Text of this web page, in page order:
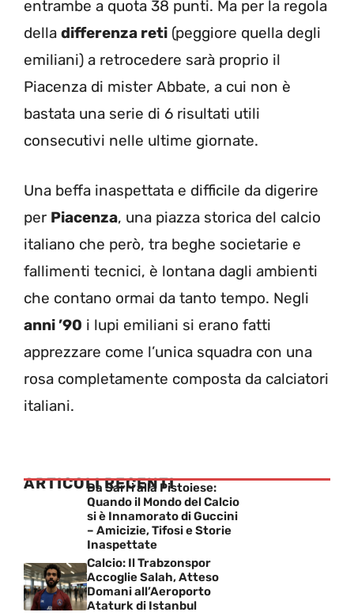
entrambe a quota 38 punti. Ma per la regola
della differenza reti (peggiore quella degli
emiliani) a retrocedere sarà proprio il
Piacenza di mister Abbate, a cui non è
bastata una serie di 6 risultati utili
consecutivi nelle ultime giornate.
Una beffa inaspettata e difficile da digerire
per Piacenza, una piazza storica del calcio
italiano che però, tra beghe societarie e
fallimenti tecnici, è lontana dagli ambienti
che contano ormai da tanto tempo. Negli
anni ’90 i lupi emiliani si erano fatti
apprezzare come l’unica squadra con una
rosa completamente composta da calciatori
italiani.
ARTICOLI RECENTI
Da Sarri alla Pistoiese:
Quando il Mondo del Calcio
si è Innamorato di Guccini
– Amicizie, Tifosi e Storie
Inaspettate
Calcio: Il Trabzonspor
Accoglie Salah, Atteso
Domani all’Aeroporto
Ataturk di Istanbul